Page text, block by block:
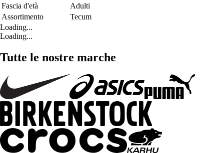
Fascia d'età
Adulti
Assortimento
Tecum
Loading...
Loading...
Tutte le nostre marche